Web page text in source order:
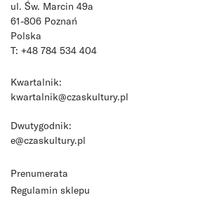
ul. Św. Marcin 49a
61-806 Poznań
Polska
T: +48 784 534 404
Kwartalnik:
kwartalnik@czaskultury.pl
Dwutygodnik:
e@czaskultury.pl
Prenumerata
Regulamin sklepu